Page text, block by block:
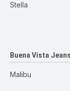
Stella
Buena Vista Jeans
Malibu